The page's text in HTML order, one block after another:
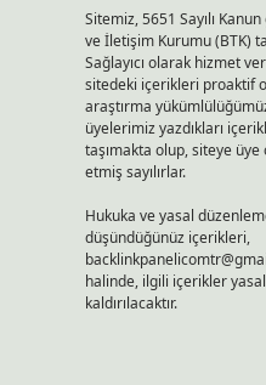
Sitemiz, 5651 Sayılı
ve İletişim Kurumu (BTK)
Sağlayıcı olarak hizmet
sitedeki içerikleri proaktif
araştırma
üyelerimiz yazdıkları
taşımakta olup, siteye
etmiş sayılırlar.
Hukuka ve yasal
düşündüğünüz içerikleri,
halinde, ilgili içerikler
kaldırılacaktır.